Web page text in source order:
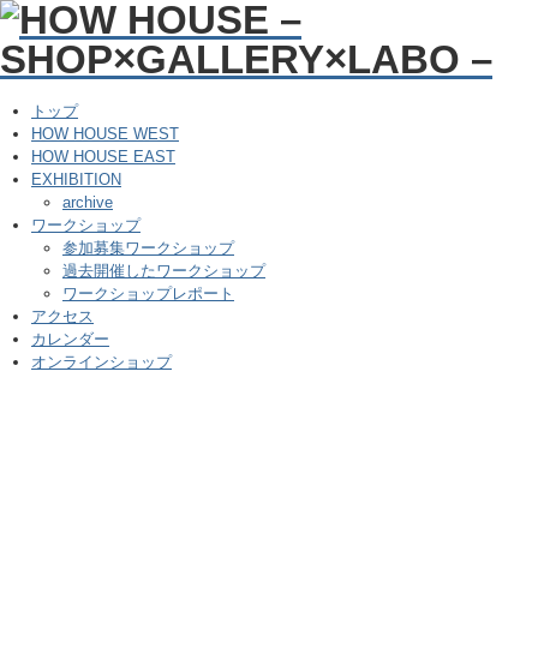
トップ
HOW HOUSE WEST
HOW HOUSE EAST
EXHIBITION
archive
ワークショップ
参加募集ワークショップ
過去開催したワークショップ
ワークショップレポート
アクセス
カレンダー
オンラインショップ